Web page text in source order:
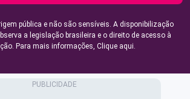
pública e não são sensíveis. A disponibilização
a legislação brasileira e o direito de acesso à
Para mais informações, Clique aqui.